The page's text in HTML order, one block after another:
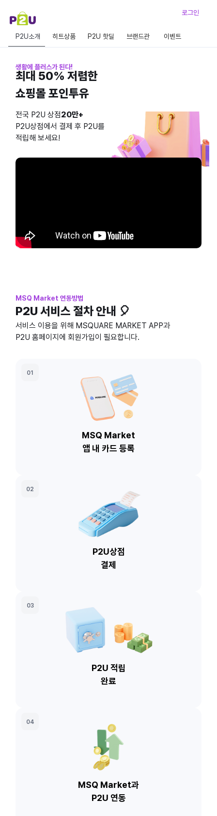
로그인
P2U소개 히트상품 P2U 핫딜 브랜드관 이벤트